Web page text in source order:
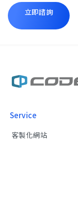
立即諮詢
Service
客製化網站